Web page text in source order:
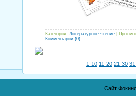
Категория: Литературное чтение |
Комментарии (0)
1-10 11-20 21-30
Сайт